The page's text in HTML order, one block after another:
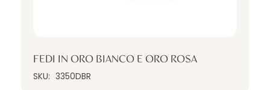
FEDI IN ORO BIANCO E ORO ROSA
SKU: 3350DBR